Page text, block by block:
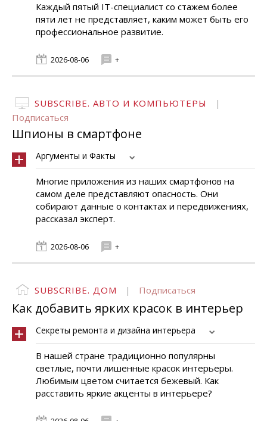
Каждый пятый IT-специалист со стажем более
пяти лет не представляет, каким может быть его
профессиональное развитие.
2026-08-06 +
SUBSCRIBE. АВТО И КОМПЬЮТЕРЫ
|
Подписаться
Шпионы в смартфоне
Аргументы и Факты
Многие приложения из наших смартфонов на
самом деле представляют опасность. Они
собирают данные о контактах и передвижениях,
рассказал эксперт.
2026-08-06 +
SUBSCRIBE. ДОМ | Подписаться
Как добавить ярких красок в интерьер
Секреты ремонта и дизайна интерьера
В нашей стране традиционно популярны
светлые, почти лишенные красок интерьеры.
Любимым цветом считается бежевый. Как
расставить яркие акценты в интерьере?